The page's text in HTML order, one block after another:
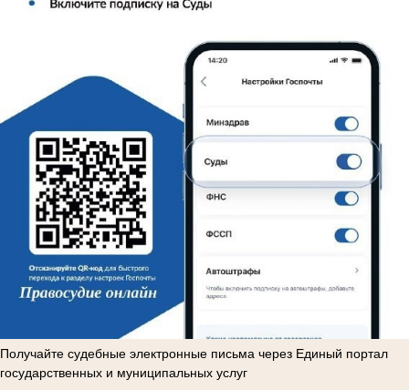
Получайте судебные электронные письма через Единый портал
государственных и муниципальных услуг